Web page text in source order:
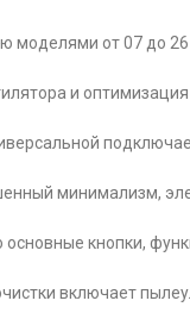
моделями от 07 до 26
и
минимализм,
кнопки,
включает